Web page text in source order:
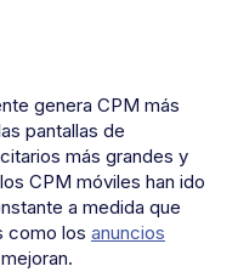
genera CPM más
pantallas de
más grandes y
CPM móviles han ido
a medida que
como los anuncios